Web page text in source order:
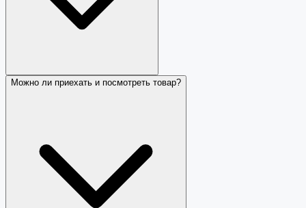
Можно ли приехать и посмотреть товар?